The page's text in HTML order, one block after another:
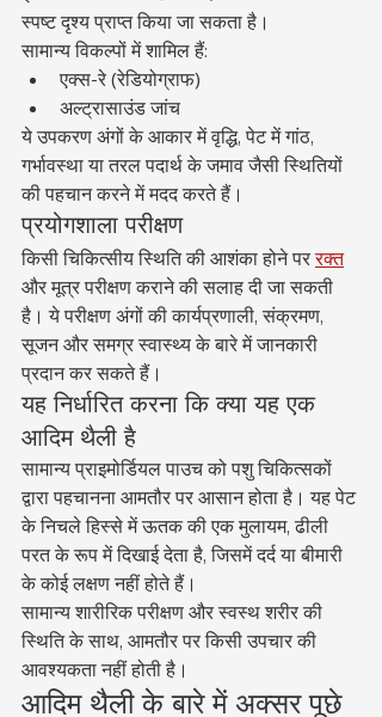
स्पष्ट दृश्य प्राप्त किया जा सकता है।
सामान्य विकल्पों में शामिल हैं:
एक्स-रे (रेडियोग्राफ)
अल्ट्रासाउंड जांच
ये उपकरण अंगों के आकार में वृद्धि, पेट में गांठ,
गर्भावस्था या तरल पदार्थ के जमाव जैसी स्थितियों
की पहचान करने में मदद करते हैं।
प्रयोगशाला परीक्षण
किसी चिकित्सीय स्थिति की आशंका होने पर रक्त
और मूत्र परीक्षण कराने की सलाह दी जा सकती
है। ये परीक्षण अंगों की कार्यप्रणाली, संक्रमण,
सूजन और समग्र स्वास्थ्य के बारे में जानकारी
प्रदान कर सकते हैं।
यह निर्धारित करना कि क्या यह एक
आदिम थैली है
सामान्य प्राइमोर्डियल पाउच को पशु चिकित्सकों
द्वारा पहचानना आमतौर पर आसान होता है। यह पेट
के निचले हिस्से में ऊतक की एक मुलायम, ढीली
परत के रूप में दिखाई देता है, जिसमें दर्द या बीमारी
के कोई लक्षण नहीं होते हैं।
सामान्य शारीरिक परीक्षण और स्वस्थ शरीर की
स्थिति के साथ, आमतौर पर किसी उपचार की
आवश्यकता नहीं होती है।
आदिम थैली के बारे में अक्सर पूछे